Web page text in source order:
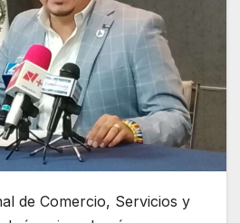
de Comercio, Servicios y